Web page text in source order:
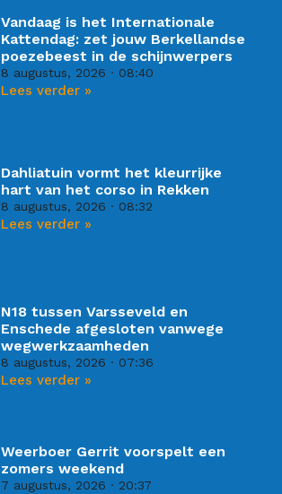
Vandaag is het Internationale
Kattendag: zet jouw Berkellandse
poezebeest in de schijnwerpers
8 augustus, 2026 08:40
Lees verder »
Dahliatuin vormt het kleurrijke
hart van het corso in Rekken
8 augustus, 2026 08:32
Lees verder »
N18 tussen Varsseveld en
Enschede afgesloten vanwege
wegwerkzaamheden
8 augustus, 2026 07:36
Lees verder »
Weerboer Gerrit voorspelt een
zomers weekend
7 augustus, 2026 20:37